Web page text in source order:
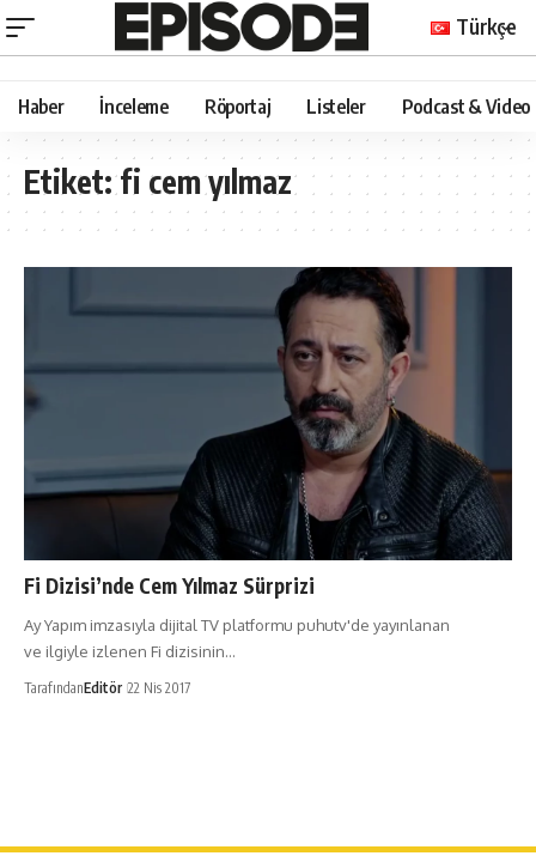
Türkçe
Haber İnceleme Röportaj Listeler Podcast & Video
Etiket:fi cem yılmaz
Fi Dizisi’nde Cem Yılmaz Sürprizi
Ay Yapım imzasıyla dijital TV platformu puhutv'de yayınlanan
ve ilgiyle izlenen Fi dizisinin…
TarafındanEditör 22 Nis 2017